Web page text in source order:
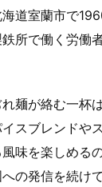
道室蘭市で
所で働く労働
麺が絡む一杯
スブレンドや
味を楽しめ
の発信を続け